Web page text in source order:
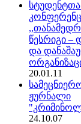
წესრიგი –
და
20.01.11
ჟურნალი
24.10.07